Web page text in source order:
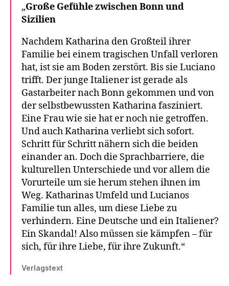
„Große Gefühle zwischen Bonn und
Sizilien​
Nachdem Katharina den Großteil ihrer
Familie bei einem tragischen Unfall verloren
hat, ist sie am Boden zerstört. Bis sie Luciano
trifft. Der junge Italiener ist gerade als
Gastarbeiter nach Bonn gekommen und von
der selbstbewussten Katharina fasziniert.
Eine Frau wie sie hat er noch nie getroffen.
Und auch Katharina verliebt sich sofort.
Schritt für Schritt nähern sich die beiden
einander an. Doch die Sprachbarriere, die
kulturellen Unterschiede und vor allem die
Vorurteile um sie herum stehen ihnen im
Weg. Katharinas Umfeld und Lucianos
Familie tun alles, um diese Liebe zu
verhindern. Eine Deutsche und ein Italiener?
Ein Skandal! Also müssen sie kämpfen – für
sich, für ihre Liebe, für ihre Zukunft.“
Verlagstext